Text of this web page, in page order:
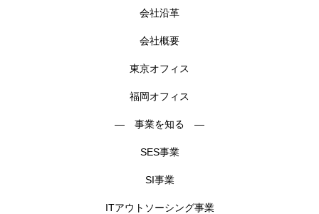
会社沿革
会社概要
東京オフィス
福岡オフィス
― 事業を知る ―
SES事業
SI事業
ITアウトソーシング事業